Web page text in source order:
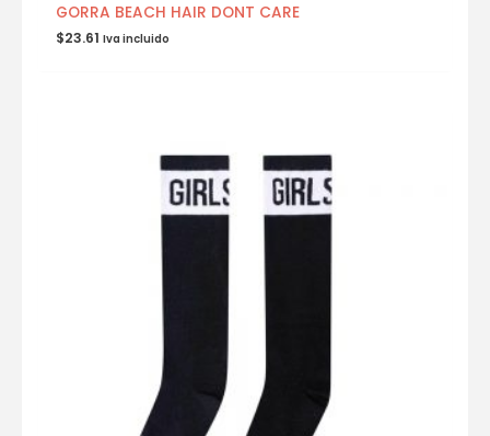
GORRA BEACH HAIR DONT CARE
$23.61 Iva incluido